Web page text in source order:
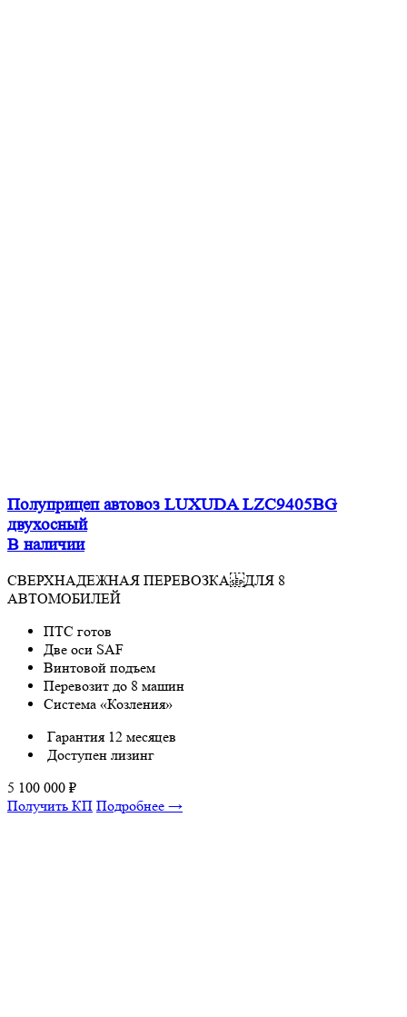
Полуприцеп автовоз LUXUDA LZC9405BG
двухосный
В наличии
СВЕРХНАДЕЖНАЯ ПЕРЕВОЗКА ДЛЯ 8
АВТОМОБИЛЕЙ
ПТС готов
Две оси SAF
Винтовой подъем
Перевозит до 8 машин
Система «Козления»
Гарантия 12 месяцев
Доступен лизинг
5 100 000 ₽
Получить КП Подробнее →